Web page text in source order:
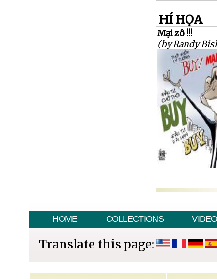
HÍ HỌA
Mại zô !!!
(by Randy
HOME COLLECTIONS VIDEO
Translate this page: